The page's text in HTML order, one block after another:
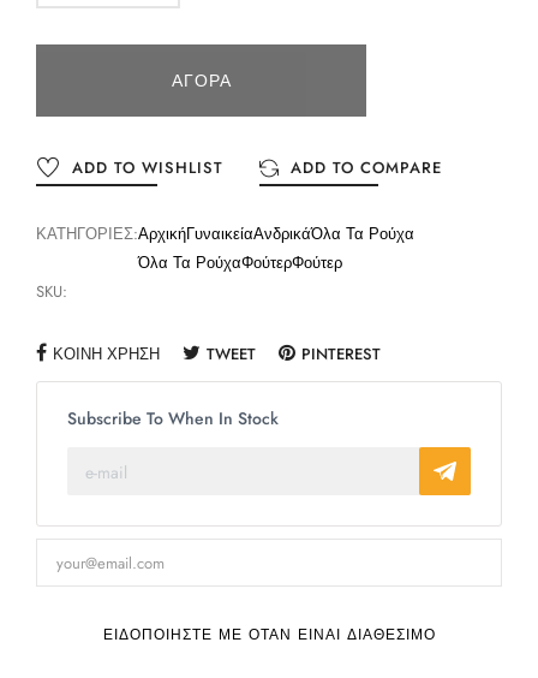
ΑΓΟΡΆ
ADD TO WISHLIST ADD TO COMPARE
ΚΑΤΗΓΟΡΊΕΣ:ΑρχικήΓυναικείαΑνδρικάΌλα Τα Ρούχα
Όλα Τα ΡούχαΦούτερΦούτερ
SKU:
ΚΟΙΝΉ ΧΡΉΣΗ TWEET PINTEREST
Subscribe To When In Stock
ΕΙΔΟΠΟΙΉΣΤΕ ΜΕ ΌΤΑΝ ΕΊΝΑΙ ΔΙΑΘΈΣΙΜΟ